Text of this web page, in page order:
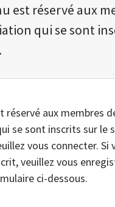
est réservé aux
qui se sont
réservé aux membres
se sont inscrits sur le
vous connecter. Si
veuillez vous
ci-dessous.